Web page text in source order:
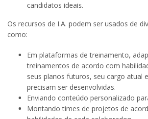
candidatos ideais.
Os recursos de I.A. podem ser usados de
como:
Em plataformas de treinamento,
treinamentos de acordo com
seus planos futuros, seu cargo atual
precisam ser desenvolvidas.
Enviando conteúdo personalizado
Montando times de projetos de